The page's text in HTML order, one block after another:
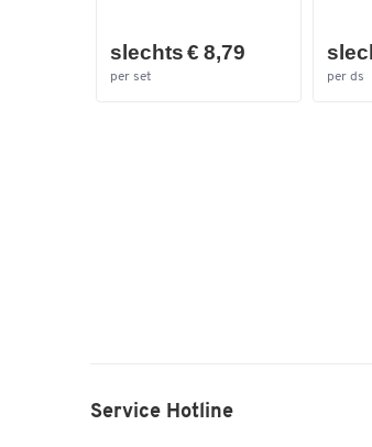
slechts € 8,79
per set per ds
Service Hotline